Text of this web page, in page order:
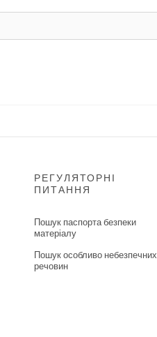
РЕГУЛЯТОРНІ
ПИТАННЯ
Пошук паспорта безпеки
матеріалу
Пошук особливо небезпечних
речовин